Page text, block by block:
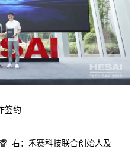
签约
右：禾赛科技联合创始人及